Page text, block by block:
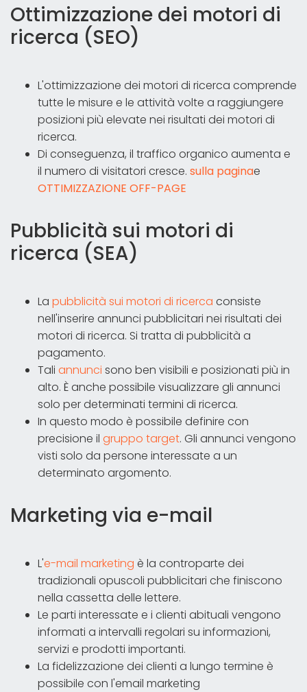
Ottimizzazione dei motori di
ricerca (SEO)
L'ottimizzazione dei motori di ricerca comprende
tutte le misure e le attività volte a raggiungere
posizioni più elevate nei risultati dei motori di
ricerca.
Di conseguenza, il traffico organico aumenta e
il numero di visitatori cresce. sulla paginae
OTTIMIZZAZIONE OFF-PAGE
Pubblicità sui motori di
ricerca (SEA)
La pubblicità sui motori di ricerca consiste
nell'inserire annunci pubblicitari nei risultati dei
motori di ricerca. Si tratta di pubblicità a
pagamento.
Tali annunci sono ben visibili e posizionati più in
alto. È anche possibile visualizzare gli annunci
solo per determinati termini di ricerca.
In questo modo è possibile definire con
precisione il gruppo target. Gli annunci vengono
visti solo da persone interessate a un
determinato argomento.
Marketing via e-mail
L'e-mail marketing è la controparte dei
tradizionali opuscoli pubblicitari che finiscono
nella cassetta delle lettere.
Le parti interessate e i clienti abituali vengono
informati a intervalli regolari su informazioni,
servizi e prodotti importanti.
La fidelizzazione dei clienti a lungo termine è
possibile con l'email marketing